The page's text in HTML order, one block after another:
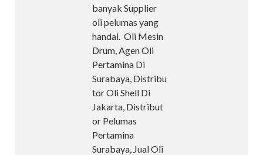
banyak Supplier
oli pelumas yang
handal. Oli Mesin
Drum, Agen Oli
Pertamina Di
Surabaya, Distribu
tor Oli Shell Di
Jakarta, Distribut
or Pelumas
Pertamina
Surabaya, Jual Oli